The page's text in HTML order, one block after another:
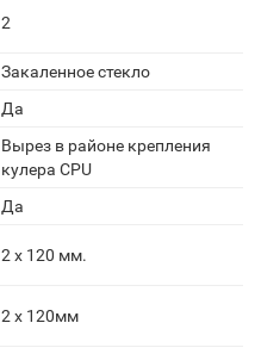
2
Закаленное стекло
Да
Вырез в районе крепления
кулера CPU
Да
2 x 120 мм.
2 x 120мм